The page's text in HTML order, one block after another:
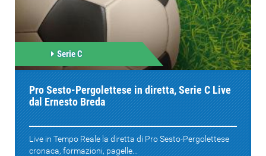
Serie C
Pro Sesto-Pergolettese in diretta, Serie C Live
dal Ernesto Breda
Live in Tempo Reale la diretta di Pro Sesto-Pergolettese
cronaca, formazioni, pagelle...